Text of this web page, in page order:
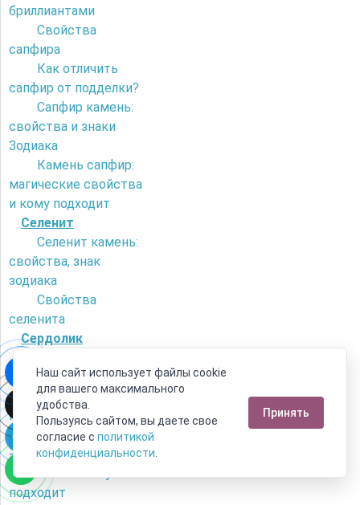
бриллиантами
Свойства
сапфира
Как отличить
сапфир от подделки?
Сапфир камень:
свойства и знаки
Зодиака
Камень сапфир:
магические свойства
и кому подходит
Селенит
Селенит камень:
свойства, знак
зодиака
Свойства
селенита
Сердолик
сердолик от
искусственного
камня?
Камень сердолик
- его магические
свойства и кому
подходит
Наш сайт использует файлы cookie
для вашего максимального
удобства.
Пользуясь сайтом, вы даете свое
согласие с политикой
конфиденциальности
Принять